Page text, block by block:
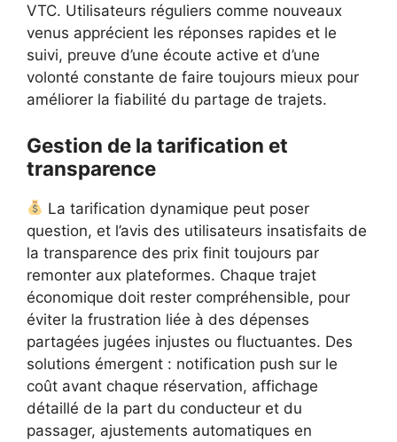
VTC. Utilisateurs réguliers comme nouveaux
venus apprécient les réponses rapides et le
suivi, preuve d’une écoute active et d’une
volonté constante de faire toujours mieux pour
améliorer la fiabilité du partage de trajets.
Gestion de la tarification et
transparence
La tarification dynamique peut poser
question, et l’avis des utilisateurs insatisfaits de
la transparence des prix finit toujours par
remonter aux plateformes. Chaque trajet
économique doit rester compréhensible, pour
éviter la frustration liée à des dépenses
partagées jugées injustes ou fluctuantes. Des
solutions émergent : notification push sur le
coût avant chaque réservation, affichage
détaillé de la part du conducteur et du
passager, ajustements automatiques en